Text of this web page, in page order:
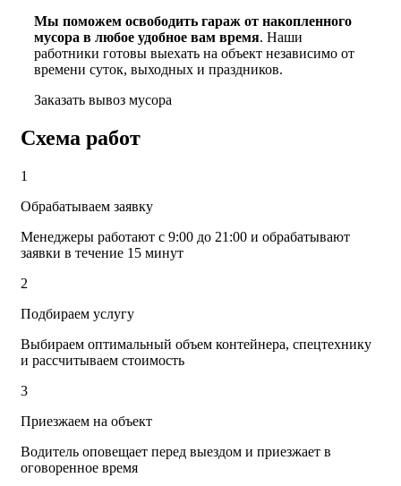
Мы поможем освободить гараж от накопленного
мусора в любое удобное вам время. Наши
работники готовы выехать на объект независимо от
времени суток, выходных и праздников.
Заказать вывоз мусора
Схема работ
1
Обрабатываем заявку
Менеджеры работают с 9:00 до 21:00 и обрабатывают
заявки в течение 15 минут
2
Подбираем услугу
Выбираем оптимальный объем контейнера, спецтехнику
и рассчитываем стоимость
3
Приезжаем на объект
Водитель оповещает перед выездом и приезжает в
оговоренное время